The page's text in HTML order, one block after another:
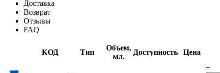
Доставка
Возврат
Отзывы
FAQ
КОД Тип
Объем,
мл.
Доступность Цена
+